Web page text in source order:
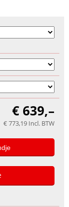
€ 639,–
€ 773,19 Incl. BTW